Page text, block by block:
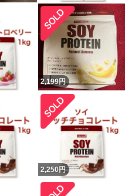
2,199円
2,250 円